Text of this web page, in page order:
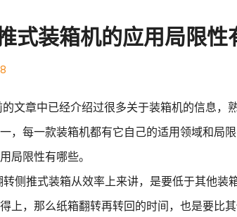
式装箱机的应用局限性
文章中已经介绍过很多关于装箱机的信息，
，每一款装箱机都有它自己的适用领域和局
局限性有哪些。
转侧推式装箱从效率上来讲，是要低于其他
上，那么纸箱翻转再转回的时间，也是要比